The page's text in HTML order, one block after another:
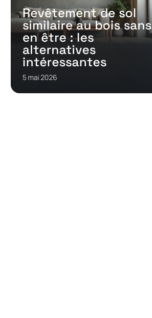
Revêtement de sol
similaire au bois sans
en être : les
alternatives
intéressantes
5 mai 2026